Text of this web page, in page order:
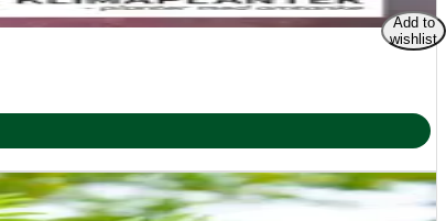
Add to
wishlist